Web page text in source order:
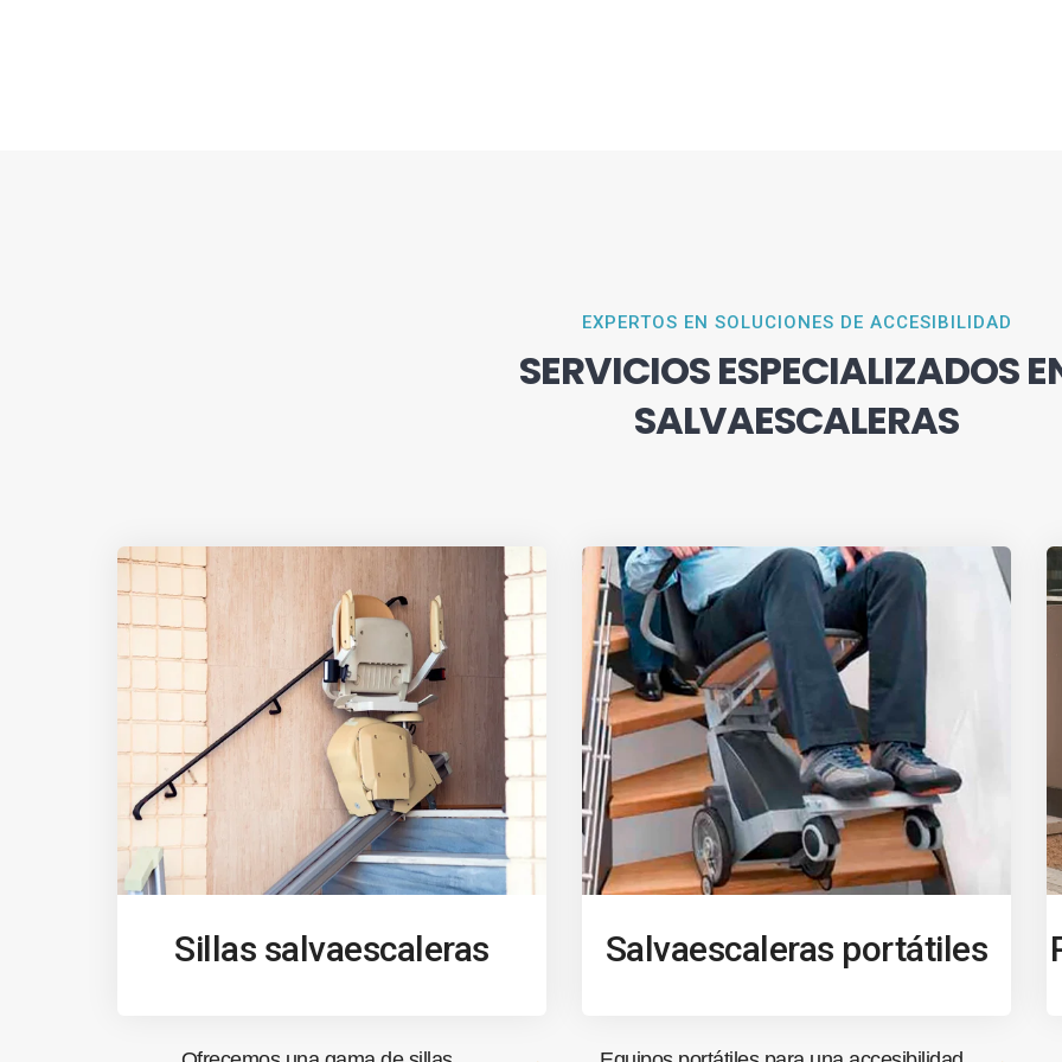
EXPERTOS EN SOLUCIONES DE ACCESIBILIDAD
SERVICIOS ESPECIALIZADOS
SALVAESCALERAS
Sillas salvaescaleras Salvaescaleras portátiles